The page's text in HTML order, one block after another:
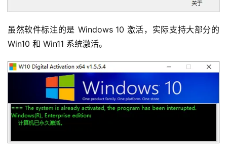
虽然软件标注的是 Windows 10 激活，实际支持大部分的
Win10 和 Win11 系统激活。